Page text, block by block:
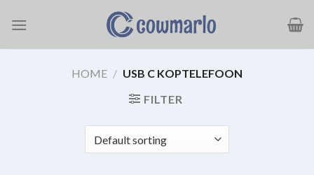
naar
HOME / USB C KOPTELEFOON
FILTER